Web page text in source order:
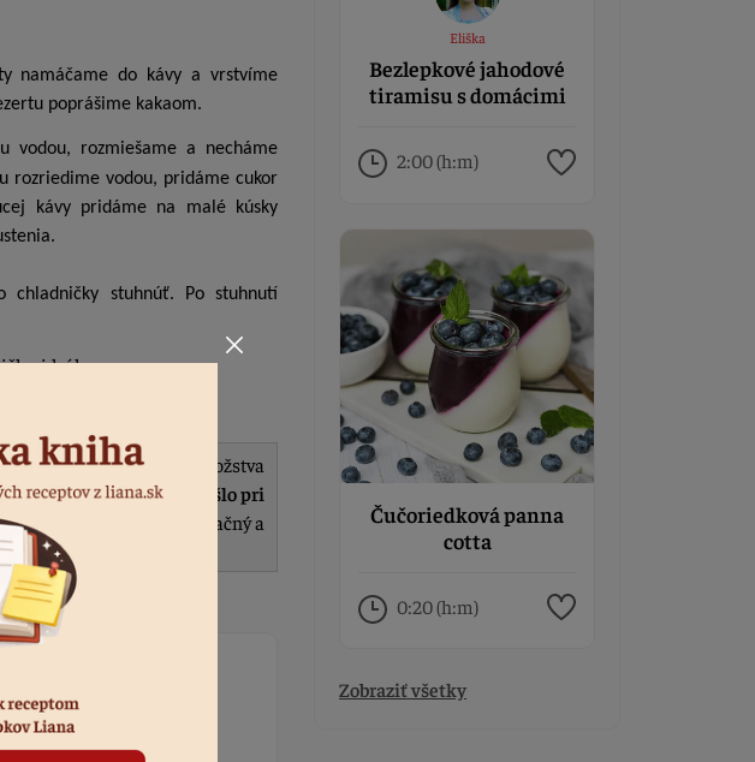
namáčame do kávy a vrstvíme
poprášime kakaom.
vodou, rozmiešame a necháme
rozriedime vodou, pridáme cukor
kávy pridáme na malé kúsky
stuhnúť. Po stuhnutí
ideálne cez noc.
porcie, z tohto množstva
ml).V tomto recepte vyšlo pri
ml.
Počet porcií je orientačný a
pohároch.
Eliška
Bezlepkové jahodové
tiramisu s domácimi
2:00 (h:m)
Čučoriedková panna
cotta
0:20 (h:m)
Zobraziť všetky